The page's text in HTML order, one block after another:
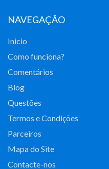
NAVEGAÇÃO
Inicio
Como funciona?
Comentários
Blog
Questões
Termos e Condições
Parceiros
Mapa do Site
Contacte-nos